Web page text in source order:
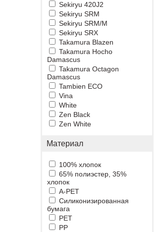
Sekiryu 420J2
Sekiryu SRM
Sekiryu SRM/M
Sekiryu SRX
Takamura Blazen
Takamura Hocho
Damascus
Takamura Octagon
Damascus
Tambien ECO
Vina
White
Zen Black
Zen White
Материал
100% хлопок
65% полиэстер, 35%
хлопок
A-PET
Cиликонизированная
бумага
PET
PP